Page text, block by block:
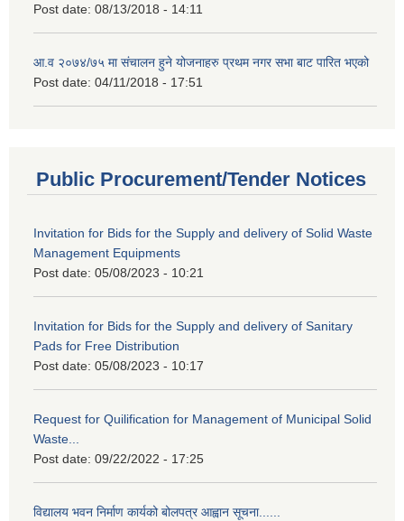
Post date: 08/13/2018 - 14:11
आ.व २०७४/७५ मा संचालन हुने योजनाहरु प्रथम नगर सभा बाट पारित भएको
Post date: 04/11/2018 - 17:51
Public Procurement/Tender Notices
Invitation for Bids for the Supply and delivery of Solid Waste
Management Equipments
Post date: 05/08/2023 - 10:21
Invitation for Bids for the Supply and delivery of Sanitary
Pads for Free Distribution
Post date: 05/08/2023 - 10:17
Request for Quilification for Management of Municipal Solid
Waste...
Post date: 09/22/2022 - 17:25
विद्यालय भवन निर्माण कार्यको बोलपत्र आह्वान सूचना......